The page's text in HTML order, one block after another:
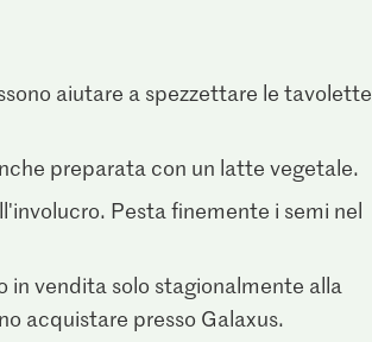
aiutare a spezzettare le tavolette
preparata con un latte vegetale.
Pesta finemente i semi nel
in vendita solo stagionalmente alla
acquistare presso Galaxus.